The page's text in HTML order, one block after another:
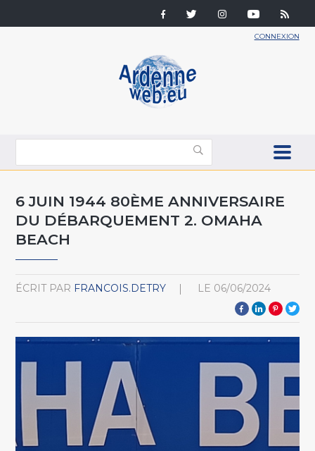
CONNEXION
6 JUIN 1944 80ÈME ANNIVERSAIRE
DU DÉBARQUEMENT 2. OMAHA
BEACH
ÉCRIT PAR FRANCOIS.DETRY LE 06/06/2024